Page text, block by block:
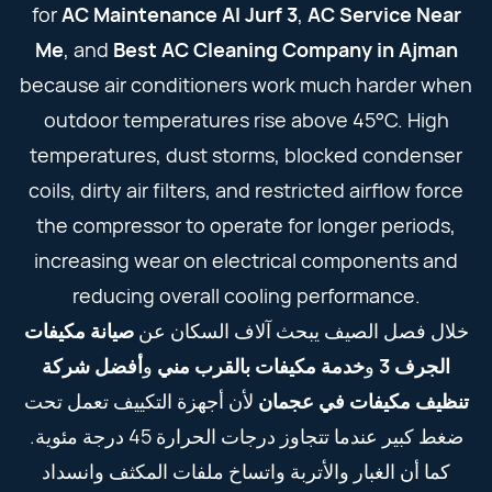
forAC Maintenance Al Jurf 3, AC Service Near
Me, and Best AC Cleaning Company in Ajman
because air conditioners work much harder when
outdoor temperatures rise above 45°C. High
temperatures, dust storms, blocked condenser
coils, dirty air filters, and restricted airflow force
the compressor to operate for longer periods,
increasing wear on electrical components and
reducing overall cooling performance.
خلال فصل الصيف يبحث آلاف السكان عنصيانة مكيفات
الجرف 3
وخدمة مكيفات بالقرب مني وأفضل شركة
تنظيف مكيفات في عجمان لأن أجهزة التكييف تعمل تحت
ضغط كبير عندما تتجاوز درجات الحرارة 45 درجة مئوية.
كما أن الغبار والأتربة واتساخ ملفات المكثف وانسداد